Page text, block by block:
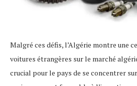
Malgré ces défis, l’Algérie montre une
voitures étrangères sur le marché
crucial pour le pays de se concentrer